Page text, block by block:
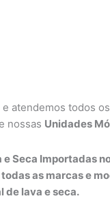
atendemos todos
nossas Unidades
Seca Importadas
as marcas e
de lava e seca.